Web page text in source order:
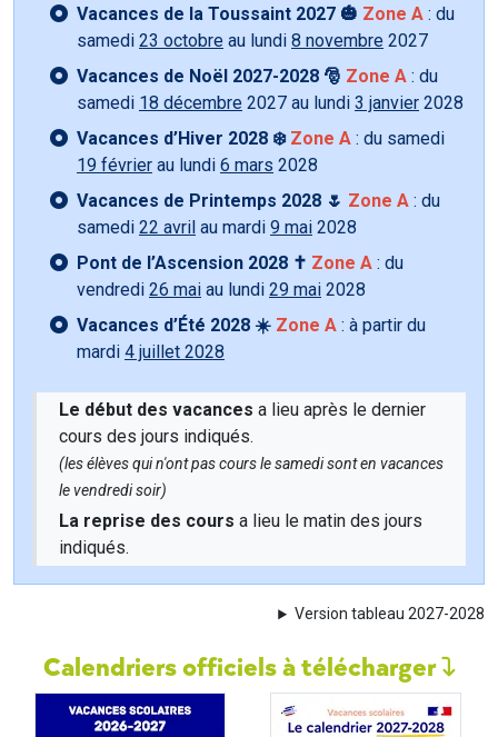
Vacances de la Toussaint 2027 🎃 Zone A : du
samedi 23 octobre au lundi 8 novembre 2027
Vacances de Noël 2027-2028 🎅 Zone A : du
samedi 18 décembre 2027 au lundi 3 janvier 2028
Vacances d’Hiver 2028 ❄️ Zone A : du samedi
19 février au lundi 6 mars 2028
Vacances de Printemps 2028 🌷 Zone A : du
samedi 22 avril au mardi 9 mai 2028
Pont de l’Ascension 2028 ✝️ Zone A : du
vendredi 26 mai au lundi 29 mai 2028
Vacances d’Été 2028 ☀️ Zone A : à partir du
mardi 4 juillet 2028
Le début des vacances a lieu après le dernier
cours des jours indiqués.
(les élèves qui n'ont pas cours le samedi sont en vacances
le vendredi soir)
La reprise des cours a lieu le matin des jours
indiqués.
Version tableau 2027-2028
Calendriers officiels à télécharger